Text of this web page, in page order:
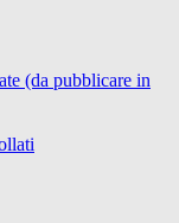
(da pubblicare in